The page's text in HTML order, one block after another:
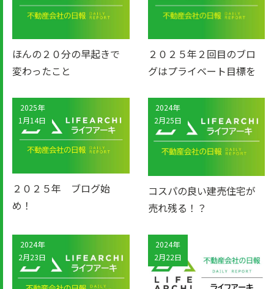
ほんの２０分の早起きで
変わったこと
２０２５年２回目のブロ
グはプライベート目標を
2025年
1月14日
２０２５年 ブログ始
め！
2024年
2月25日
コスパの良い建売住宅が
売れ残る！？
2024年
2月23日
2024年
2月22日